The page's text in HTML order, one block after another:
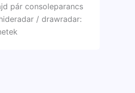
pár consoleparancs
/ drawradar: